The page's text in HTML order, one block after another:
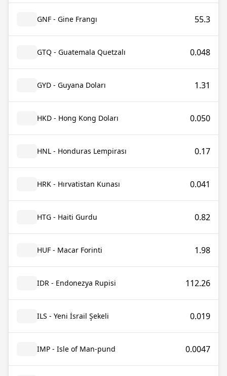
GNF - Gine Frangı 55.3
GTQ - Guatemala Quetzalı 0.048
GYD - Guyana Doları 1.31
HKD - Hong Kong Doları 0.050
HNL - Honduras Lempirası 0.17
HRK - Hırvatistan Kunası 0.041
HTG - Haiti Gurdu 0.82
HUF - Macar Forinti 1.98
IDR - Endonezya Rupisi 112.26
ILS - Yeni İsrail Şekeli 0.019
IMP - Isle of Man-pund 0.0047